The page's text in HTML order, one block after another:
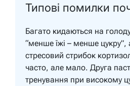
Типові помилки
Багато кидаються на
“менше їжі – менше цукру”,
стресовий стрибок
часто, але мало. Друга
тренування при високому